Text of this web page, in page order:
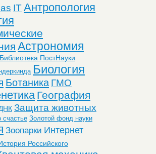
ITАнтропология
Астрономия
Библиотека ПостНауки
Биология
Ботаника ГМО
География
Защита животных
счастье Золотой фонд науки
Зоопарки Интернет
Российского